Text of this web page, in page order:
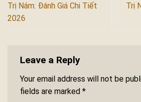
Trị Nám: Đánh Giá Chi Tiết
2026
Trị
Leave a Reply
Your email address will not be
fields are marked *